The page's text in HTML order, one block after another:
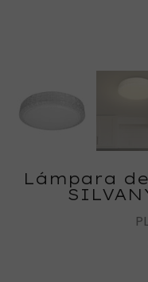
Lámpara